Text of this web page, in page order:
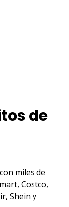
de
miles de
Costco,
Shein y